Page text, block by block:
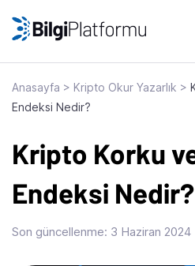
Anasayfa > Kripto Okur Yazarlık >
Endeksi Nedir?
Kripto Korku
Endeksi Nedir?
Son güncellenme: 3 Haziran 2024